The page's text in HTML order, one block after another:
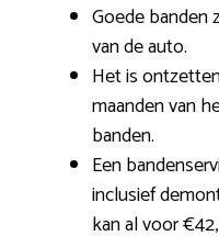
Goede banden
van de auto.
Het is
maanden van
banden.
Een
inclusief
kan al voor